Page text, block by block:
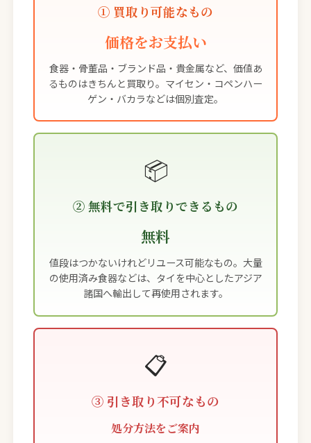
① 買取り可能なもの
価格をお支払い
食器・骨董品・ブランド品・貴金属など、価値あ
るものはきちんと買取り。マイセン・コペンハー
ゲン・バカラなどは個別査定。
📦
② 無料で引き取りできるもの
無料
値段はつかないけれどリユース可能なもの。大量
の使用済み食器などは、タイを中心としたアジア
諸国へ輸出して再使用されます。
📋
③ 引き取り不可なもの
処分方法をご案内